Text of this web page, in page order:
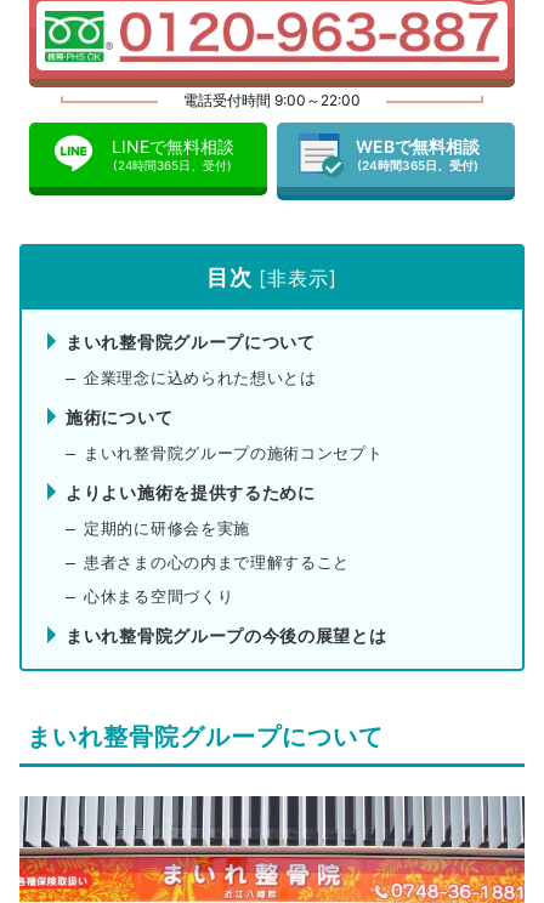
電話受付時間 9:00～22:00
LINEで無料相談
(24時間365日、受付)
WEBで無料相談
(24時間365日、受付)
目次 [非表示]
まいれ整骨院グループについて
企業理念に込められた想いとは
施術について
まいれ整骨院グループの施術コンセプト
よりよい施術を提供するために
定期的に研修会を実施
患者さまの心の内まで理解すること
心休まる空間づくり
まいれ整骨院グループの今後の展望とは
まいれ整骨院グループについて